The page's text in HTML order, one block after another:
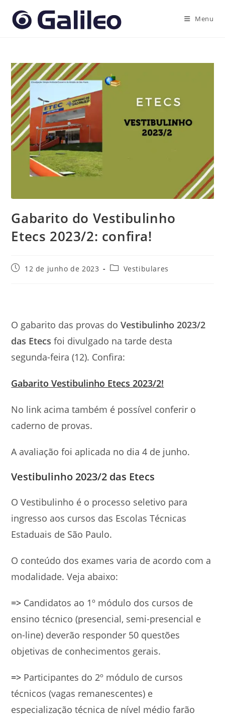
para
Menu
Gabarito do Vestibulinho
Etecs 2023/2: confira!
Post12 de junho de 2023
Categoria
Vestibulares
O gabarito das provas do Vestibulinho 2023/2
das Etecsfoi divulgado na tarde desta
segunda-feira (12). Confira:
Gabarito Vestibulinho Etecs 2023/2!
No link acima também é possível conferir o
caderno de provas.
A avaliação foi aplicada no dia 4 de junho.
Vestibulinho 2023/2 das Etecs
O Vestibulinho é o processo seletivo para
ingresso aos cursos das Escolas Técnicas
Estaduais de São Paulo.
O conteúdo dos exames varia de acordo com a
modalidade. Veja abaixo:
=> Candidatos ao 1º módulo dos cursos de
ensino técnico (presencial, semi-presencial e
on-line) deverão responder 50 questões
objetivas de conhecimentos gerais.
=> Participantes do 2º módulo de cursos
técnicos (vagas remanescentes) e
especialização técnica de nível médio farão